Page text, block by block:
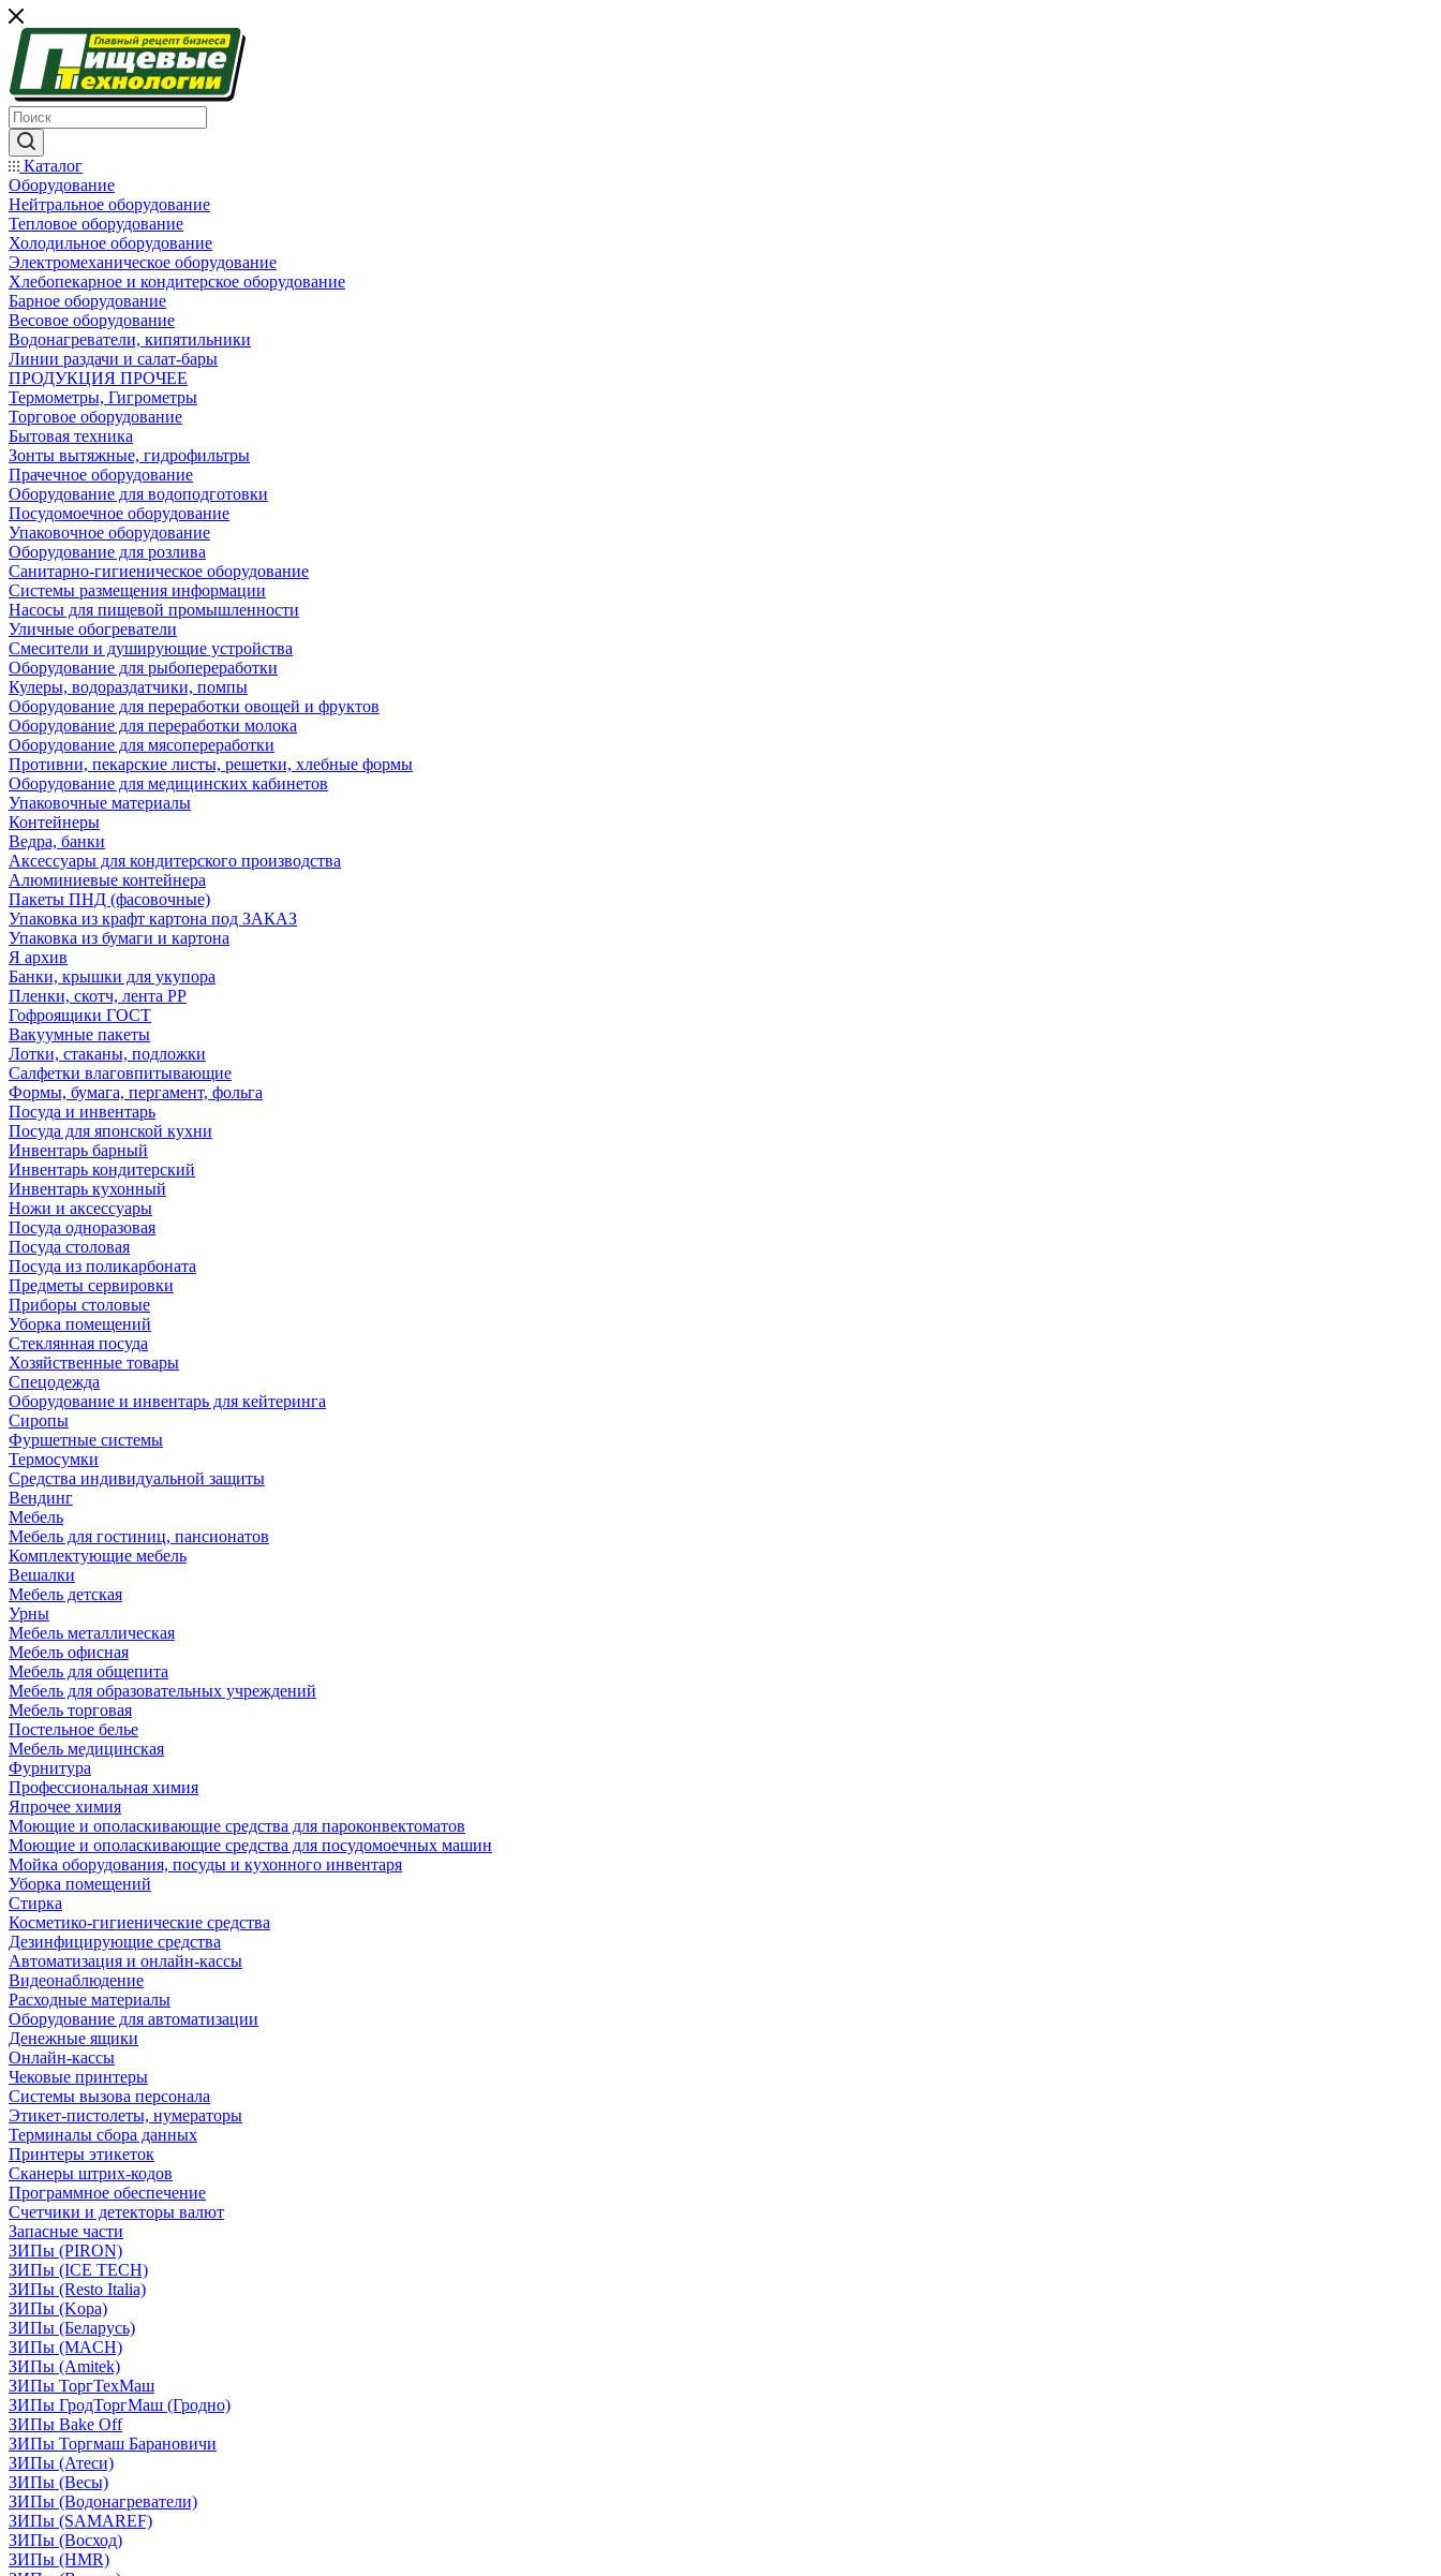
Каталог
Оборудование
Нейтральное оборудование
Тепловое оборудование
Холодильное оборудование
Электромеханическое оборудование
Хлебопекарное и кондитерское оборудование
Барное оборудование
Весовое оборудование
Водонагреватели, кипятильники
Линии раздачи и салат-бары
ПРОДУКЦИЯ ПРОЧЕЕ
Термометры, Гигрометры
Торговое оборудование
Бытовая техника
Зонты вытяжные, гидрофильтры
Прачечное оборудование
Оборудование для водоподготовки
Посудомоечное оборудование
Упаковочное оборудование
Оборудование для розлива
Санитарно-гигиеническое оборудование
Системы размещения информации
Насосы для пищевой промышленности
Уличные обогреватели
Смесители и душирующие устройства
Оборудование для рыбопереработки
Кулеры, водораздатчики, помпы
Оборудование для переработки овощей и фруктов
Оборудование для переработки молока
Оборудование для мясопереработки
Противни, пекарские листы, решетки, хлебные формы
Оборудование для медицинских кабинетов
Упаковочные материалы
Контейнеры
Ведра, банки
Аксессуары для кондитерского производства
Алюминиевые контейнера
Пакеты ПНД (фасовочные)
Упаковка из крафт картона под ЗАКАЗ
Упаковка из бумаги и картона
Я архив
Банки, крышки для укупора
Пленки, скотч, лента РР
Гофроящики ГОСТ
Вакуумные пакеты
Лотки, стаканы, подложки
Салфетки влаговпитывающие
Формы, бумага, пергамент, фольга
Посуда и инвентарь
Посуда для японской кухни
Инвентарь барный
Инвентарь кондитерский
Инвентарь кухонный
Ножи и аксессуары
Посуда одноразовая
Посуда столовая
Посуда из поликарбоната
Предметы сервировки
Приборы столовые
Уборка помещений
Стеклянная посуда
Хозяйственные товары
Спецодежда
Оборудование и инвентарь для кейтеринга
Сиропы
Фуршетные системы
Термосумки
Средства индивидуальной защиты
Вендинг
Мебель
Мебель для гостиниц, пансионатов
Комплектующие мебель
Вешалки
Мебель детская
Урны
Мебель металлическая
Мебель офисная
Мебель для общепита
Мебель для образовательных учреждений
Мебель торговая
Постельное белье
Мебель медицинская
Фурнитура
Профессиональная химия
Япрочее химия
Моющие и ополаскивающие средства для пароконвектоматов
Моющие и ополаскивающие средства для посудомоечных машин
Мойка оборудования, посуды и кухонного инвентаря
Уборка помещений
Стирка
Косметико-гигиенические средства
Дезинфицирующие средства
Автоматизация и онлайн-кассы
Видеонаблюдение
Расходные материалы
Оборудование для автоматизации
Денежные ящики
Онлайн-кассы
Чековые принтеры
Системы вызова персонала
Этикет-пистолеты, нумераторы
Терминалы сбора данных
Принтеры этикеток
Сканеры штрих-кодов
Программное обеспечение
Счетчики и детекторы валют
Запасные части
ЗИПы (PIRON)
ЗИПы (ICE TECH)
ЗИПы (Resto Italia)
ЗИПы (Kopa)
ЗИПы (Беларусь)
ЗИПы (MACH)
ЗИПы (Amitek)
ЗИПы ТоргТехМаш
ЗИПы ГродТоргМаш (Гродно)
ЗИПы Bake Off
ЗИПы Торгмаш Барановичи
ЗИПы (Атеси)
ЗИПы (Весы)
ЗИПы (Водонагреватели)
ЗИПы (SAMAREF)
ЗИПы (Восход)
ЗИПы (HMR)